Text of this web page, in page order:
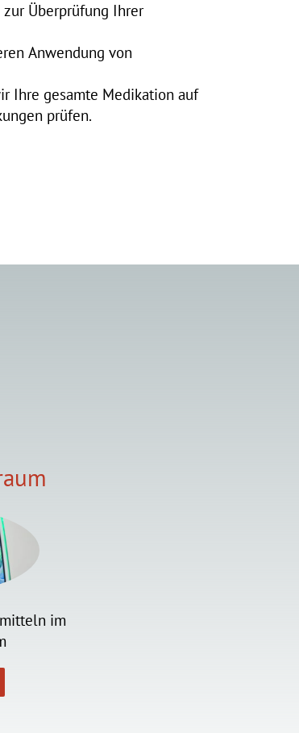
zur Überprüfung Ihrer
Anwendung von
Ihre gesamte Medikation auf
prüfen.
im